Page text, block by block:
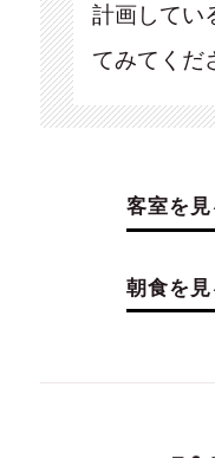
計画してい
てみてくだ
客室を見
朝食を見